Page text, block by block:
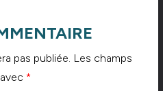
pas publiée. Les champs
*